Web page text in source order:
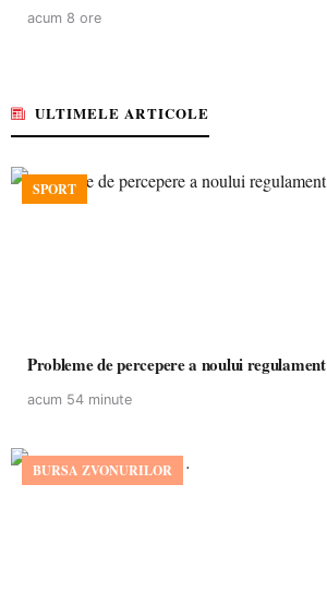
acum 8 ore
ULTIMELE ARTICOLE
SPORT
Probleme de percepere a noului regulament
acum 54 minute
BURSA ZVONURILOR